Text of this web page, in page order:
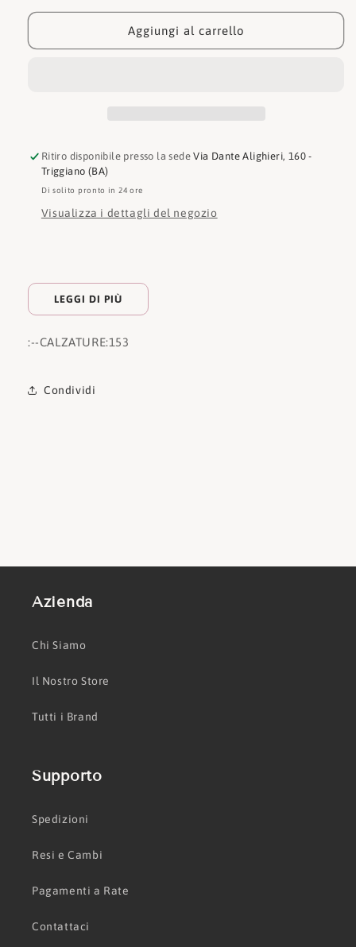
Sandalo
Sandalo
153
Aggiungi al carrello
Ritiro disponibile presso la sedeVia Dante Alighieri, 160 -
Triggiano (BA)
Di solito pronto in 24 ore
Visualizza i dettagli del negozio
LEGGI DI PIÙ
:--CALZATURE:153
Condividi
Azienda
Chi Siamo
Il Nostro Store
Tutti i Brand
Supporto
Spedizioni
Resi e Cambi
Pagamenti a Rate
Contattaci